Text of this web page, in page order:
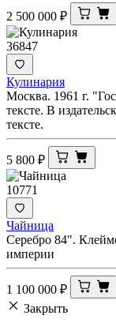
2 500 000 ₽
36847
Кулинария
Москва. 1961 г.
тексте. В
тексте.
5 800 ₽
10771
Чайница
Серебро 84".
империи
1 100 000 ₽
Закрыть